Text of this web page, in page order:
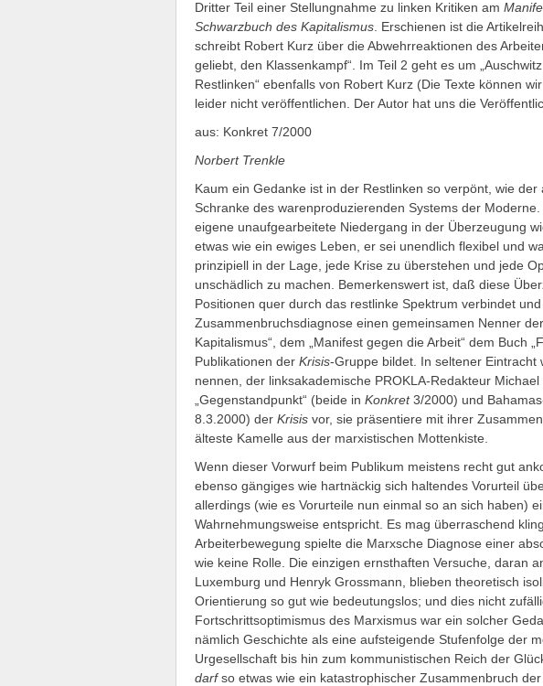
Dritter Teil einer Stellungnahme zu linken Kritiken am
Schwarzbuch des Kapitalismus. Erschienen ist die
schreibt Robert Kurz über die Abwehrreaktionen des
geliebt, den Klassenkampf“. Im Teil 2 geht es um
Restlinken“ ebenfalls von Robert Kurz (Die Texte können
leider nicht veröffentlichen. Der Autor hat uns die
aus: Konkret 7/2000
Norbert Trenkle
Kaum ein Gedanke ist in der Restlinken so verpönt, wie
Schranke des warenproduzierenden Systems der
eigene unaufgearbeitete Niedergang in der Überzeugung
etwas wie ein ewiges Leben, er sei unendlich flexibel und
prinzipiell in der Lage, jede Krise zu überstehen und jede
unschädlich zu machen. Bemerkenswert ist, daß diese
Positionen quer durch das restlinke Spektrum verbindet
Zusammenbruchsdiagnose einen gemeinsamen Nenner
Kapitalismus“, dem „Manifest gegen die Arbeit“ dem Buch
Publikationen der Krisis-Gruppe bildet. In seltener
nennen, der linksakademische PROKLA-Redakteur
„Gegenstandpunkt“ (beide in Konkret3/2000) und
8.3.2000) der Krisis vor, sie präsentiere mit ihrer
älteste Kamelle aus der marxistischen Mottenkiste.
Wenn dieser Vorwurf beim Publikum meistens recht gut
ebenso gängiges wie hartnäckig sich haltendes Vorurteil
allerdings (wie es Vorurteile nun einmal so an sich haben)
Wahrnehmungsweise entspricht. Es mag überraschend
Arbeiterbewegung spielte die Marxsche Diagnose einer
wie keine Rolle. Die einzigen ernsthaften Versuche, daran
Luxemburg und Henryk Grossmann, blieben theoretisch
Orientierung so gut wie bedeutungslos; und dies nicht
Fortschrittsoptimismus des Marxismus war ein solcher
nämlich Geschichte als eine aufsteigende Stufenfolge der
Urgesellschaft bis hin zum kommunistischen Reich der
darfso etwas wie ein katastrophischer Zusammenbruch